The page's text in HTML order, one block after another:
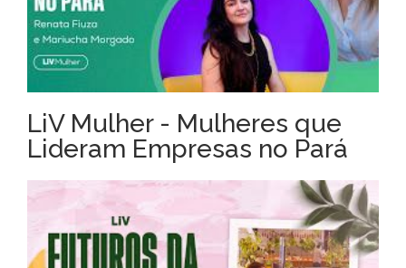
LiV Mulher - Mulheres que
Lideram Empresas no Pará